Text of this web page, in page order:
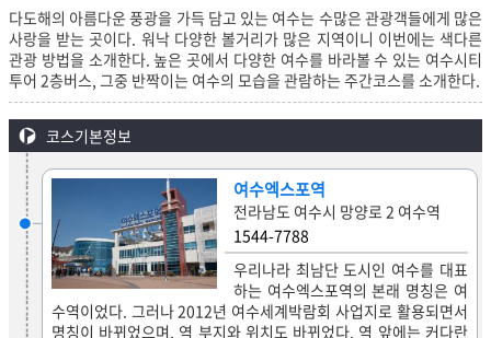
다도해의 아름다운 풍광을 가득 담고 있는 여수는 수많은 관광객들에게 많은
사랑을 받는 곳이다. 워낙 다양한 볼거리가 많은 지역이니 이번에는 색다른
관광 방법을 소개한다. 높은 곳에서 다양한 여수를 바라볼 수 있는 여수시티
투어 2층버스, 그중 반짝이는 여수의 모습을 관람하는 주간코스를 소개한다.
코스기본정보
여수엑스포역
전라남도 여수시 망양로 2 여수역
1544-7788
우리나라 최남단 도시인 여수를 대표
하는 여수엑스포역의 본래 명칭은 여
수역이었다. 그러나 2012년 여수세계박람회 사업지로 활용되면서
명칭이 바뀌었으며, 역 부지와 위치도 바뀌었다. 역 앞에는 커다란